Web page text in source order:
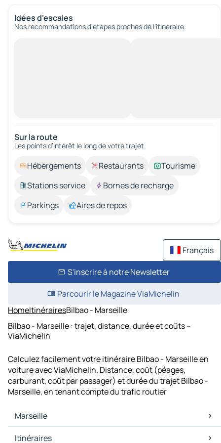
Idées d’escales
Nos recommandations d'étapes proches de l’itinéraire.
Sur la route
Les points d’intérêt le long de votre trajet.
Hébergements Restaurants
Tourisme
Stations service
Bornes de recharge
Parkings
Aires de repos
Français
S'inscrire à notre Newsletter
Parcourir le Magazine ViaMichelin
HomeItinérairesBilbao - Marseille
Bilbao - Marseille : trajet, distance, durée et coûts –
ViaMichelin
Calculez facilement votre itinéraire Bilbao - Marseille en
voiture avec ViaMichelin. Distance, coût (péages,
carburant, coût par passager) et durée du trajet Bilbao -
Marseille, en tenant compte du trafic routier
Marseille
Marseille Cartes et plans
Itinéraires